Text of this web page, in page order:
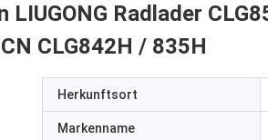
Radlader
CLG842H / 835H
Herkunftsort
Markenname